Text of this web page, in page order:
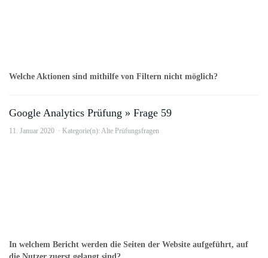
Welche Aktionen sind mithilfe von Filtern nicht möglich?
Google Analytics Prüfung » Frage 59
11. Januar 2020 Kategorie(n): Alte Prüfungsfragen
In welchem Bericht werden die Seiten der Website aufgeführt, auf